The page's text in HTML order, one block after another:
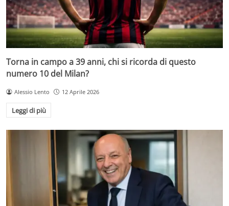
Torna in campo a 39 anni, chi si ricorda di questo
numero 10 del Milan?
Alessio Lento 12 Aprile 2026
Leggi di più